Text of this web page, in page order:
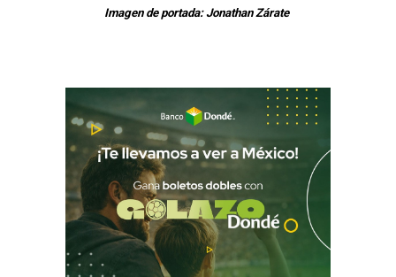
Imagen de portada: Jonathan Zárate